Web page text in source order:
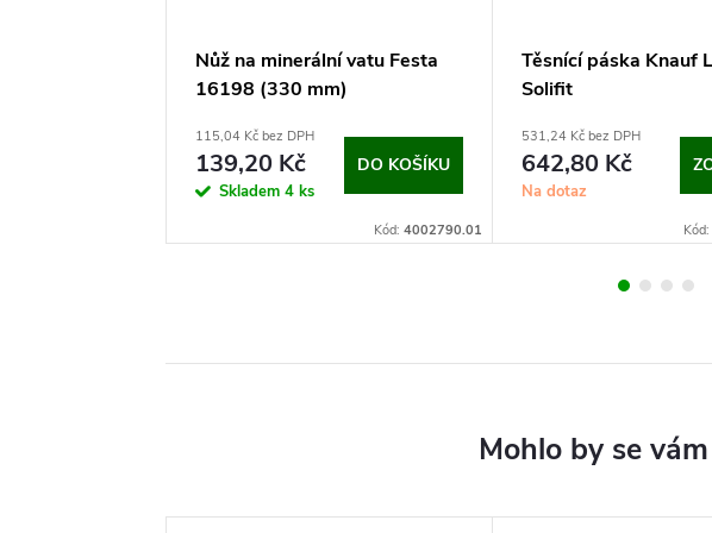
Nůž na minerální vatu Festa
16198 (330 mm)
115,04 Kč bez DPH
139,20 Kč
Skladem 4 ks
DO KOŠÍKU
Kód: 4002790.01
Těsnící páska Knauf
Solifit
531,24 Kč bez DPH
642,80 Kč
Na dotaz
Kód: